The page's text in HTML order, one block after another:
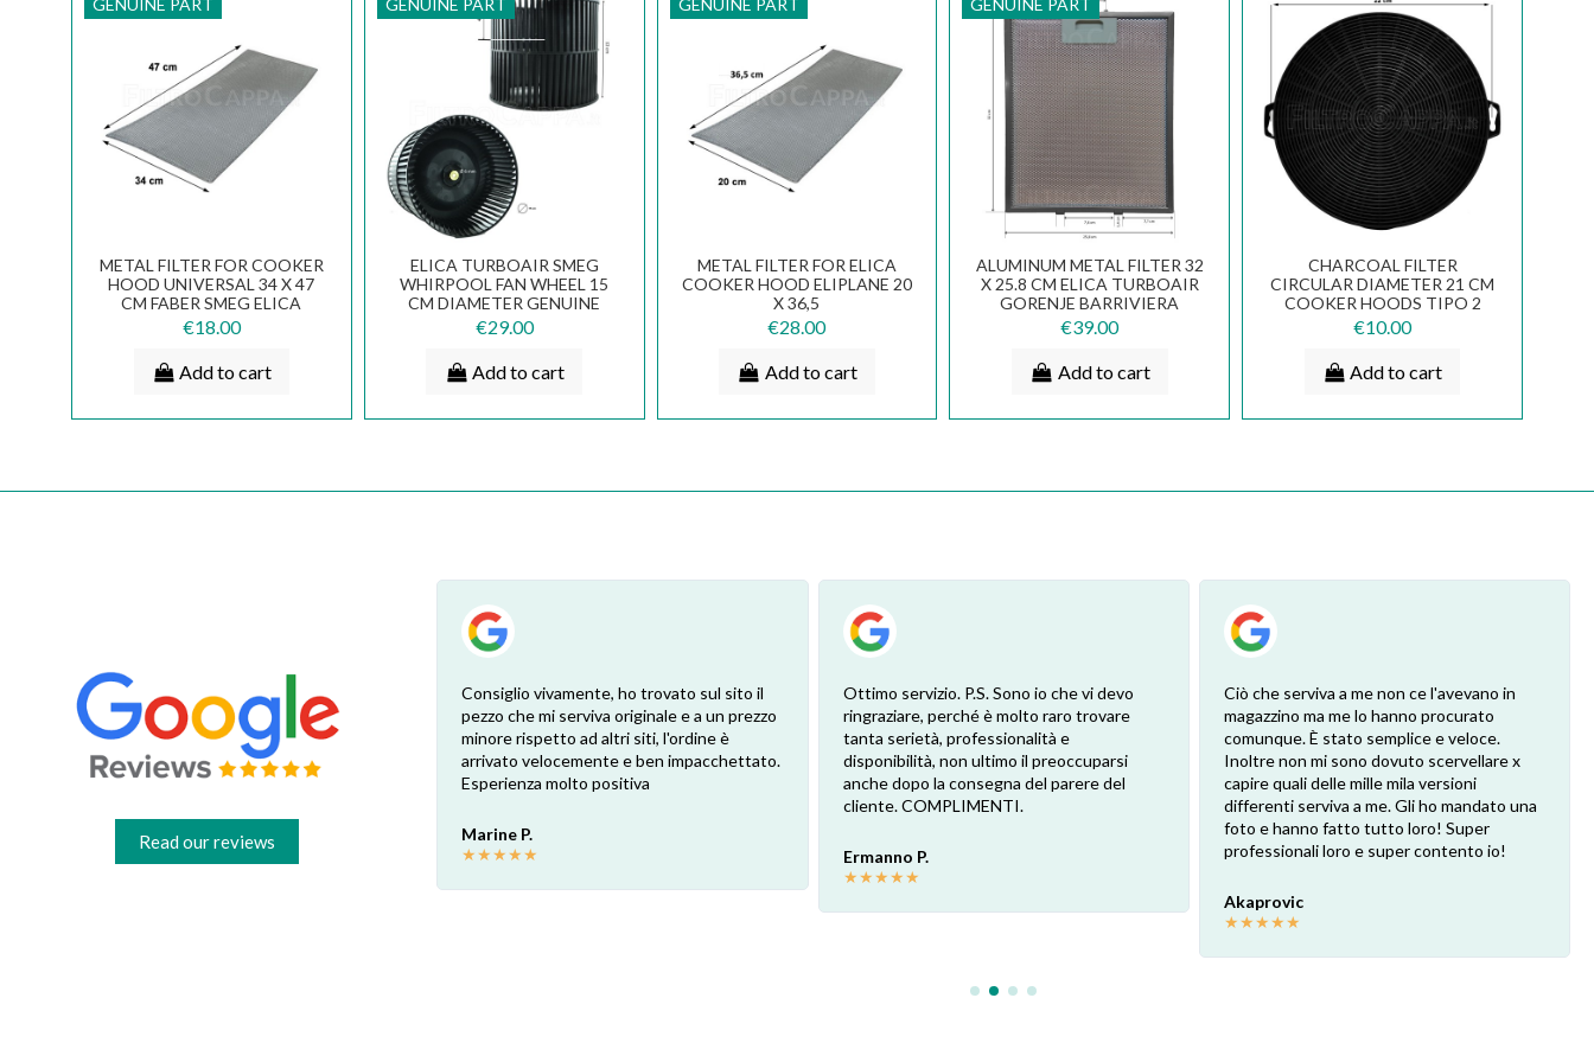
METAL FILTER FOR COOKER
HOOD UNIVERSAL 34 X 47
CM FABER SMEG ELICA
TURBOAIR
€18.00
Add to cart
ELICA TURBOAIR SMEG
WHIRPOOL FAN WHEEL 15
CM DIAMETER GENUINE
SPARE PART GN01WB
€29.00
Add to cart
METAL FILTER FOR ELICA
COOKER HOOD ELIPLANE 20
X 36,5
€28.00
Add to cart
ALUMINUM METAL FILTER 32
X 25.8 CM ELICA TURBOAIR
GORENJE BARRIVIERA
GRI0009222
€39.00
Add to cart
CHARCOAL FILTER
CIRCULAR DIAMETER 21 CM
COOKER HOODS TIPO 2
€10.00
Add to cart
Read our reviews
Esperienza eccellente. Bisogna inviare la
foto dell’etichetta del prodotto e così i
pezzi di ricambio esatti vengono verificati
dal venditore. Risposta attenta e rapida.
Risparmio garantito rispetto ai rivenditori
Consiglio vivamente, ho trovato sul sito il
pezzo che mi serviva originale e a un prezzo
minore rispetto ad altri siti, l'ordine è
arrivato velocemente e ben impacchettato.
Esperienza molto positiva
Marine P.
★★★★★
Ottimo servizio. P.S. Sono io che vi devo
ringraziare, perché è molto raro trovare
tanta serietà, professionalità e
disponibilità, non ultimo il preoccuparsi
anche dopo la consegna del parere del
cliente. COMPLIMENTI.
Ermanno P.
★★★★★
Ciò che serviva a me non ce l'avevano in
magazzino ma me lo hanno procurato
comunque. È stato semplice e veloce.
Inoltre non mi sono dovuto scervellare x
capire quali delle mille mila versioni
differenti serviva a me. Gli ho mandato una
foto e hanno fatto tutto loro! Super
professionali loro e super contento io!
Akaprovic
★★★★★